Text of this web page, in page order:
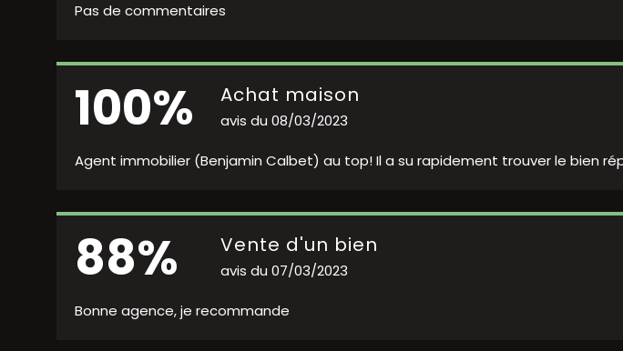
Pas de commentaires
100% Achat maison
avis du 08/03/2023
Agent immobilier (Benjamin Calbet) au top! Il a su rapidement trouver le bien
88% Vente d'un bien
avis du 07/03/2023
Bonne agence, je recommande